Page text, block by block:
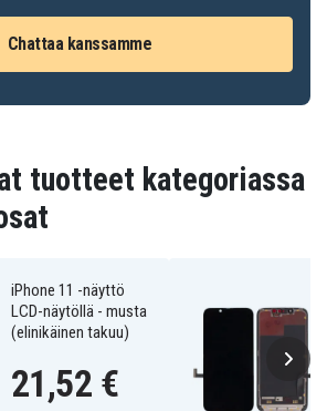
Chattaa kanssamme
tuotteet kategoriassa
iPhone 11 -näyttö
LCD-näytöllä - musta
(elinikäinen takuu)
21,52 €